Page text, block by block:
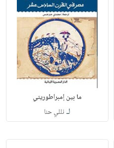
ما بين إمبراطوريتي
لـ نللي حنا